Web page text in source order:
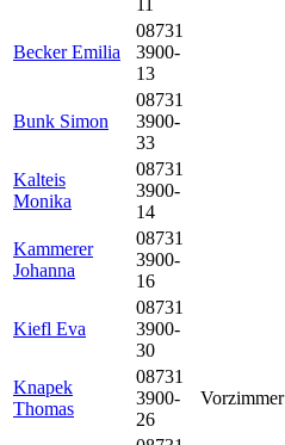
Becker Emilia
08731
3900-
13
Bunk Simon
08731
3900-
33
Kalteis
Monika
08731
3900-
14
Kammerer
Johanna
08731
3900-
16
Kiefl Eva
08731
3900-
30
Knapek
Thomas
08731
3900-
26
Vorzimmer